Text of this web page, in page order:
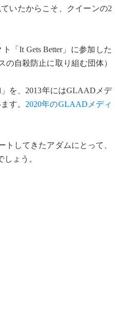
いたからこそ、クイーンの2
「It Gets Better」に参加した
自殺防止に取り組む団体）
」を、2013年にはGLAADメデ
す。 2020年のGLAADメディ
してきたアダムにとって、
ょう。